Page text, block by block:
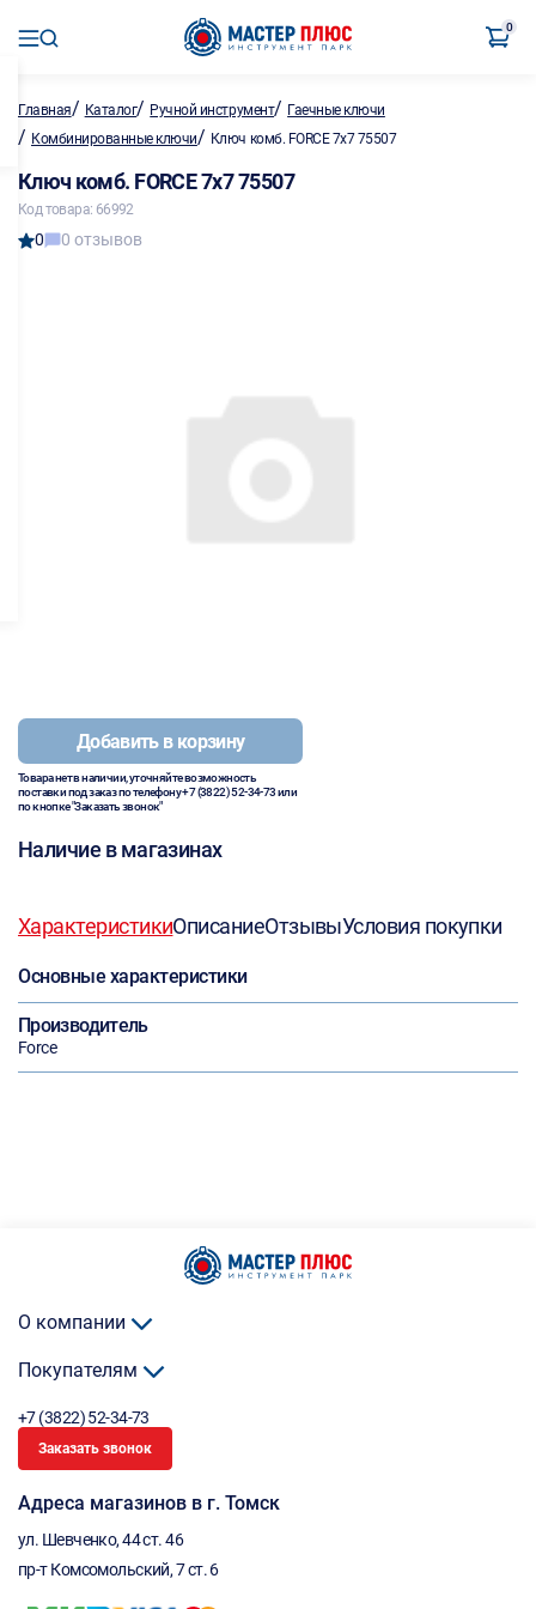
0
Главная/ Каталог/ Ручной инструмент/ Гаечные ключи
/ Комбинированные ключи/ Ключ комб. FORCE 7х7 75507
Ключ комб. FORCE 7х7 75507
Код товара: 66992
0 0 отзывов
Добавить в корзину
Товара нет в наличии, уточняйте возможность
поставки под заказ по телефону+7 (3822) 52-34-73или
по кнопке "Заказать звонок"
Наличие в магазинах
ХарактеристикиОписаниеОтзывыУсловия покупки
Основные характеристики
Производитель
Force
О компании
Покупателям
+7 (3822) 52-34-73
Заказать звонок
Адреса магазинов в г. Томск
ул. Шевченко, 44 ст. 46
пр-т Комсомольский, 7 ст. 6